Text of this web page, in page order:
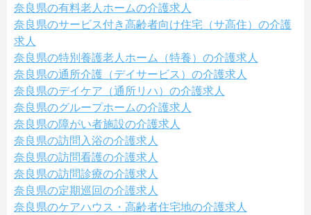
奈良県の有料老人ホームの介護求人
奈良県のサービス付き高齢者向け住宅（サ高住）の介護
求人
奈良県の特別養護老人ホーム（特養）の介護求人
奈良県の通所介護（デイサービス）の介護求人
奈良県のデイケア（通所リハ）の介護求人
奈良県のグループホームの介護求人
奈良県の障がい者施設の介護求人
奈良県の訪問入浴の介護求人
奈良県の訪問看護の介護求人
奈良県の訪問診療の介護求人
奈良県の定期巡回の介護求人
奈良県のケアハウス・高齢者住宅地の介護求人